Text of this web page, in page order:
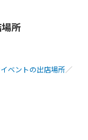
所
ベントの出店場所／